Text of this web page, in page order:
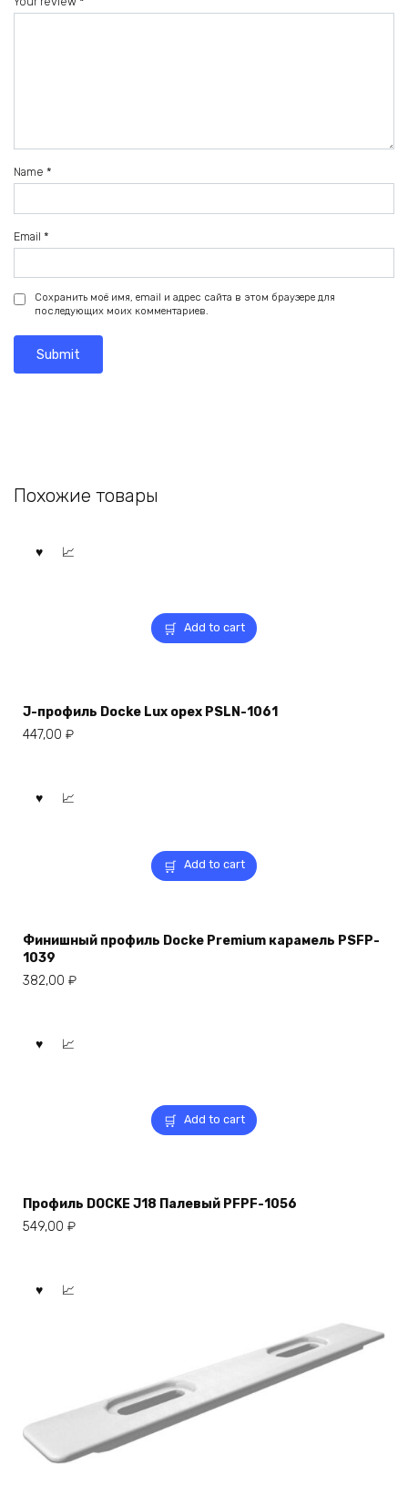
Name *
Email *
Сохранить моё имя, email и адрес сайта в этом браузере для
последующих моих комментариев.
Похожие товары
Add to cart
J-профиль Docke Lux орех PSLN-1061
447,00 ₽
Add to cart
Финишный профиль Docke Premium карамель PSFP-
1039
382,00 ₽
Add to cart
Профиль DOCKE J18 Палевый PFPF-1056
549,00 ₽